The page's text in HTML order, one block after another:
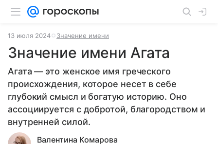
13 июля 2024 Значение имени
Значение имени Агата
Агата — это женское имя греческого
происхождения, которое несет в себе
глубокий смысл и богатую историю. Оно
ассоциируется с добротой, благородством и
внутренней силой.
Валентина Комарова